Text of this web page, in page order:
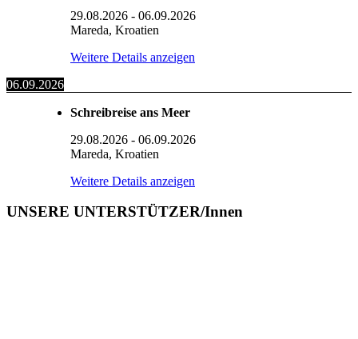
29.08.2026 - 06.09.2026
Mareda, Kroatien
Weitere Details anzeigen
06.09.2026
Schreibreise ans Meer
29.08.2026 - 06.09.2026
Mareda, Kroatien
Weitere Details anzeigen
UNSERE UNTERSTÜTZER/Innen